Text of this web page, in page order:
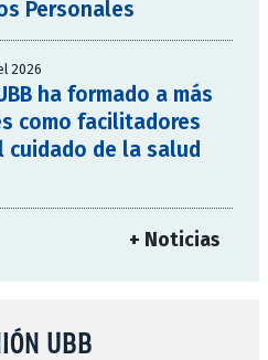
Personales
2026
ha formado a más
como facilitadores
de la salud
+ Noticias
UBB